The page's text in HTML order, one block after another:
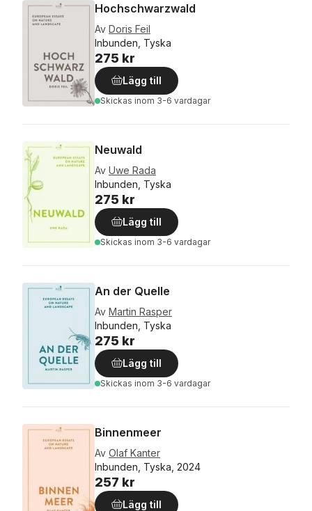
Hochschwarzwald
Av Doris Feil
Inbunden, Tyska
275 kr
Lägg till
Skickas inom 3-6 vardagar
Neuwald
Av Uwe Rada
Inbunden, Tyska
275 kr
Lägg till
Skickas inom 3-6 vardagar
An der Quelle
Av Martin Rasper
Inbunden, Tyska
275 kr
Lägg till
Skickas inom 3-6 vardagar
Binnenmeer
Av Olaf Kanter
Inbunden, Tyska, 2024
257 kr
Lägg till